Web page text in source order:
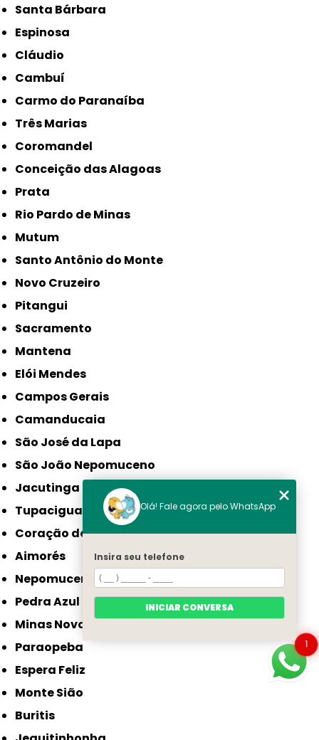
Santa Bárbara
Espinosa
Cláudio
Cambuí
Carmo do Paranaíba
Três Marias
Coromandel
Conceição das Alagoas
Prata
Rio Pardo de Minas
Mutum
Santo Antônio do Monte
Novo Cruzeiro
Pitangui
Sacramento
Mantena
Elói Mendes
Campos Gerais
Camanducaia
São José da Lapa
São João Nepomuceno
Jacutinga
Tupaciguara
Coração de Jesus
Aimorés
Nepomuceno
Pedra Azul
Minas Novas
Paraopeba
Espera Feliz
Monte Sião
Buritis
1
Olá! Fale agora pelo WhatsApp
Insira seu telefone
INICIAR CONVERSA